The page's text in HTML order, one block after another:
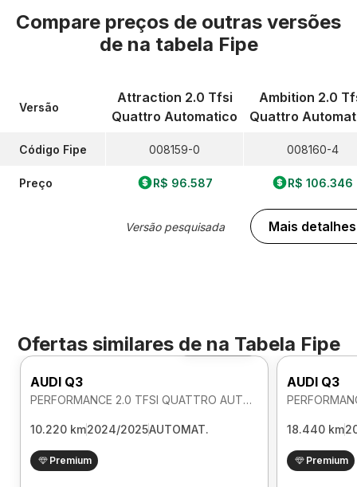
Compare preços de outras versões
de na tabela Fipe
Versão
Código Fipe
Preço
Attraction 2.0 Tfsi
Quattro Automatico
008159-0
R$ 96.587
Versão pesquisada
Ambition 2.0
Quattro
008160-4
R$ 106.346
Mais detalhes
Ofertas similares de na Tabela Fipe
Foto 360º
AUDI Q3
PERFORMANCE 2.0 TFSI QUATTRO AUTOMATICO
10.220 km2024/2025AUTOMAT.
Premium
AUDI Q3
18.440 km
Premium